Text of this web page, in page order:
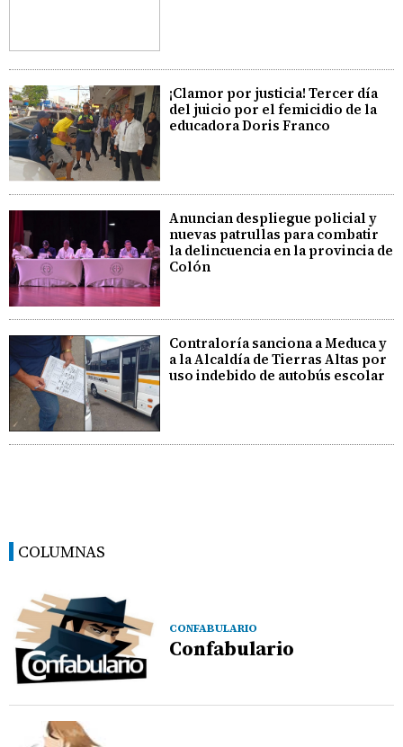
¡Clamor por justicia! Tercer día
del juicio por el femicidio de la
educadora Doris Franco
Anuncian despliegue policial y
nuevas patrullas para combatir
la delincuencia en la provincia de
Colón
Contraloría sanciona a Meduca y
a la Alcaldía de Tierras Altas por
uso indebido de autobús escolar
COLUMNAS
CONFABULARIO
Confabulario